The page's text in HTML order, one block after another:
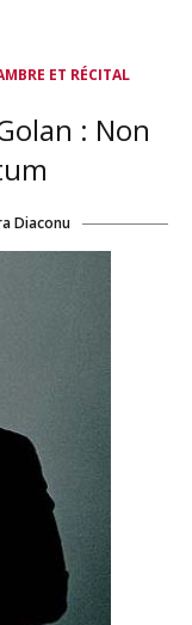
ET RÉCITAL
: Non
Diaconu